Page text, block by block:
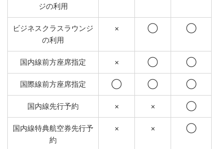
ジの利用
ビジネスクラスラウンジ
の利用
× ◯ ◯
国内線前方座席指定 × ◯ ◯
国際線前方座席指定 ◯ ◯ ◯
国内線先行予約 × × ◯
国内線特典航空券先行予
約
× × ◯